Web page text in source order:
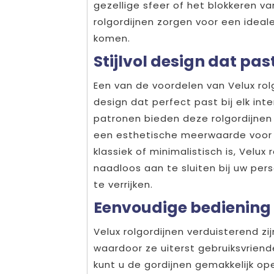
gezellige sfeer of het blokkeren
rolgordijnen zorgen voor een
komen.
Stijlvol design dat
Een van de voordelen van Velux
design dat perfect past bij elk
patronen bieden deze
een esthetische meerwaarde
klassiek of minimalistisch is,
naadloos aan te sluiten bij uw
te verrijken.
Eenvoudige
Velux rolgordijnen verduisterend
waardoor ze uiterst
kunt u de gordijnen gemakkelijk